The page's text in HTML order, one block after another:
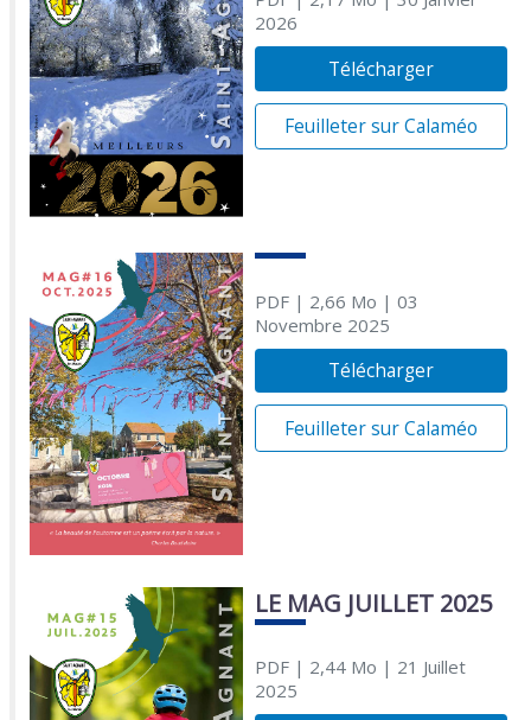
2026
Télécharger
Feuilleter sur Calaméo
PDF| 2,66 Mo | 03
Novembre 2025
Télécharger
Feuilleter sur Calaméo
LE MAG JUILLET 2025
PDF| 2,44 Mo | 21 Juillet
2025